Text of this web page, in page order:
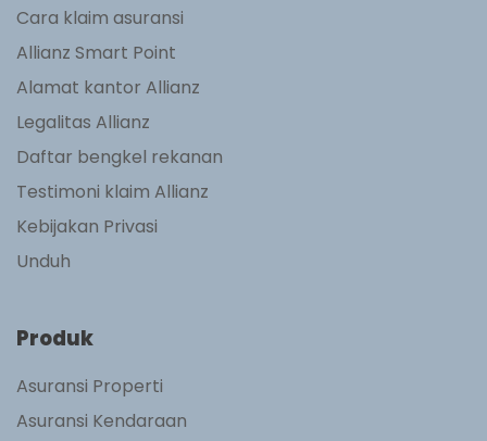
Cara klaim asuransi
Allianz Smart Point
Alamat kantor Allianz
Legalitas Allianz
Daftar bengkel rekanan
Testimoni klaim Allianz
Kebijakan Privasi
Unduh
Produk
Asuransi Properti
Asuransi Kendaraan